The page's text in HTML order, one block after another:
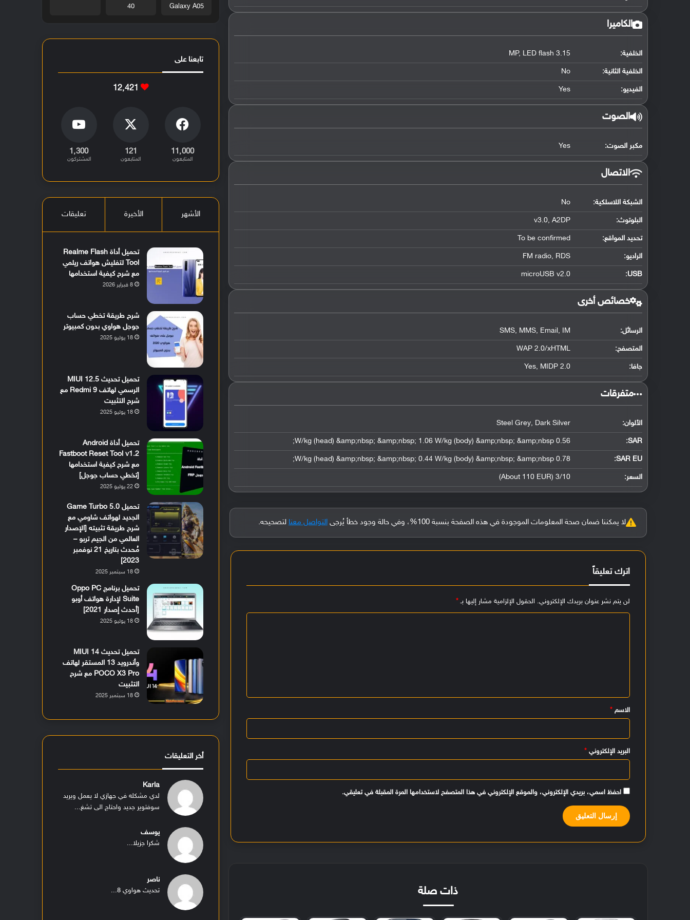
الكاميرا
الخلفية: 3.15 MP, LED flash
الخلفية الثانية: No
الفيديو: Yes
الصوت
مكبر الصوت: Yes
الاتصال
الشبكة اللاسلكية: No
البلوتوث:
v3.0, A2DP
تحديد المواقع:
To be confirmed
الراديو: FM radio, RDS
USB
:
microUSB v2.0
خصائص أخرى
الرسائل: SMS, MMS, Email, IM
المتصفح: WAP 2.0/xHTML
جافا: Yes, MIDP 2.0
‏متفرقات‏
الألوان: Steel Grey, Dark Silver
SAR
:
0.56 W/kg (head) &amp;nbsp; &amp;nbsp; 1.06 W/kg (body) &amp;nbsp; &amp;nbsp;
SAR EU:
0.78 W/kg (head) &amp;nbsp; &amp;nbsp; 0.44 W/kg (body) &amp;nbsp; &amp;nbsp;
السعر: 3/10 (About 110 EUR)
لا يمكننا ضمان صحة المعلومات الموجودة في هذه الصفحة بنسبة 100%، وفي حالة وجود خطأ يُرجى التواصل معنا لتصحيحه.
اترك تعليقاً
لن يتم نشر عنوان بريدك الإلكتروني. الحقول الإلزامية مشار إليها بـ*
الاسم*
البريد الإلكتروني*
احفظ اسمي، بريدي الإلكتروني، والموقع الإلكتروني في هذا المتصفح لاستخدامها المرة المقبلة في تعليقي.
ذات صلة
Galaxy A05
40
تابعنا على
12٬421
11٬000
المتابعون
121
المتابعون
1٬300
المشتركون
الأشهر الأخيرة تعليقات
تحميل أداة Realme Flash
Tool لتفليش هواتف ريلمي
مع شرح كيفية استخدامها
8 فبراير 2026
شرح طريقة تخطي حساب
جوجل هواوي بدون كمبيوتر
18 يوليو 2025
تحميل تحديث MIUI 12.5
الرسمي لهاتف Redmi 9 مع
شرح التثبيت
18 يوليو 2025
تحميل أداة Android
Fastboot Reset Tool v1.2
مع شرح كيفية استخدامها
[تخطي حساب جوجل]
22 يوليو 2025
تحميل Game Turbo 5.0
الجديد لهواتف شاومي مع
شرح طريقة تثبيته [الإصدار
العالمي من الجيم تربو –
مُحدث بتاريخ 21 نوفمبر
2023]
18 سبتمبر 2025
تحميل برنامج Oppo PC
Suite لإدارة هواتف أوبو
[أحدث إصدار 2021]
18 يوليو 2025
تحميل تحديث MIUI 14
وأندرويد 13 المستقر لهاتف
POCO X3 Pro مع شرح
التثبيت
18 سبتمبر 2025
أخر التعليقات
Karla
لدي مشكله في جهازي لا يعمل ويريد
سوفتوير جديد واحتاج الى تشغ...
يوسف
شكرا جزيلا...
ناصر
تحديث هواوي 8...